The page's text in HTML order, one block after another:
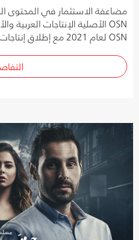
مضاعفة الاستثمار في المحتوى
OSN لعام 2021 مع إطلاق إنتاجات OSN الأصلية